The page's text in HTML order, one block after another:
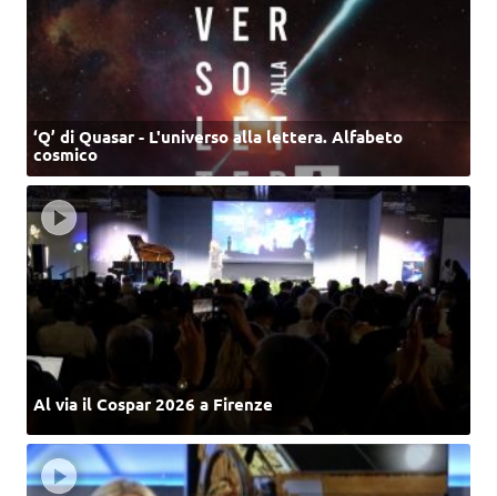
‘Q’ di Quasar - L'universo alla lettera. Alfabeto
cosmico
Al via il Cospar 2026 a Firenze